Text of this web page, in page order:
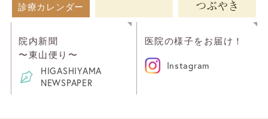
診療カレンダー
つぶやき
院内新聞
〜東山便り〜
HIGASHIYAMA
NEWSPAPER
医院の様子をお届け！
Instagram